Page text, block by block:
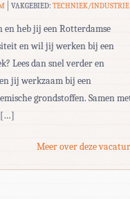
VAKGEBIED:TECHNIEK/INDUSTRIE
heb jij een Rotterdamse
en wil jij werken bij een
Lees dan snel verder en
jij werkzaam bij een
grondstoffen. Samen
[…]
Meer over deze